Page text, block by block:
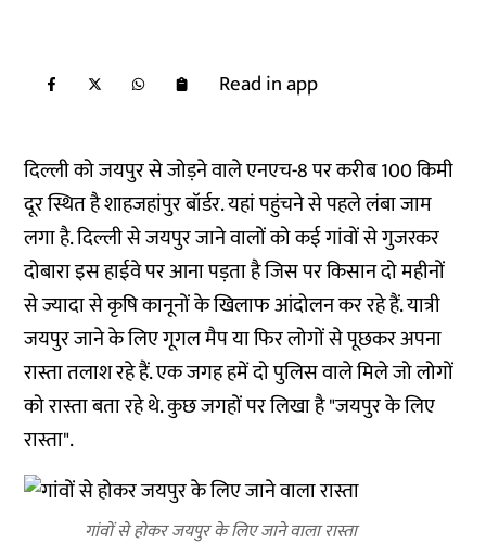
Read in app
दिल्ली को जयपुर से जोड़ने वाले एनएच-8 पर करीब 100 किमी
दूर स्थित है शाहजहांपुर बॉर्डर. यहां पहुंचने से पहले लंबा जाम
लगा है. दिल्ली से जयपुर जाने वालों को कई गांवों से गुजरकर
दोबारा इस हाईवे पर आना पड़ता है जिस पर किसान दो महीनों
से ज्यादा से कृषि कानूनों के खिलाफ आंदोलन कर रहे हैं. यात्री
जयपुर जाने के लिए गूगल मैप या फिर लोगों से पूछकर अपना
रास्ता तलाश रहे हैं. एक जगह हमें दो पुलिस वाले मिले जो लोगों
को रास्ता बता रहे थे. कुछ जगहों पर लिखा है "जयपुर के लिए
रास्ता".
गांवों से होकर जयपुर के लिए जाने वाला रास्ता